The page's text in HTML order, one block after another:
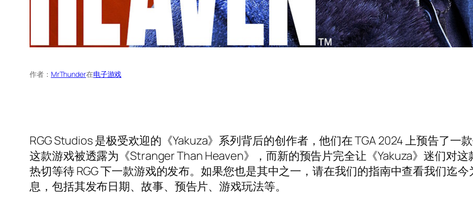
作者： MrThunder在电子游戏
RGG Studios 是极受欢迎的《Yakuza》系列背后的创作者，他们在 TGA 2024 上预告了一
这款游戏被透露为《Stranger Than Heaven》，而新的预告片完全让《Yakuza》迷们对
热切等待 RGG 下一款游戏的发布。如果您也是其中之一，请在我们的指南中查看我们迄
息，包括其发布日期、故事、预告片、游戏玩法等。